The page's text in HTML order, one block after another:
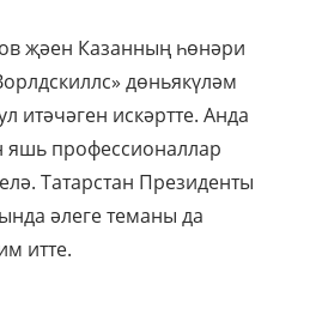
җәен Казанның һөнәри
дөньякүләм
итәчәген искәртте. Анда
яшь профессионаллар
Татарстан Президенты
әлеге теманы да
итте.